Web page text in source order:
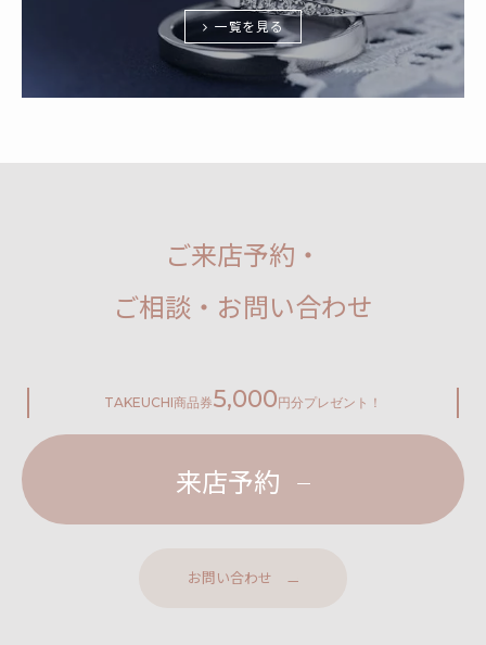
一覧を見る
ご来店予約・
ご相談・お問い合わせ
TAKEUCHI商品券5,000 円分プレゼント！
来店予約
お問い合わせ